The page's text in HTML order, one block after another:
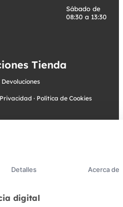
Sábado de
08:30 a 13:30
Tienda
Devoluciones
· Política de Cookies
Detalles Acerca de
digital